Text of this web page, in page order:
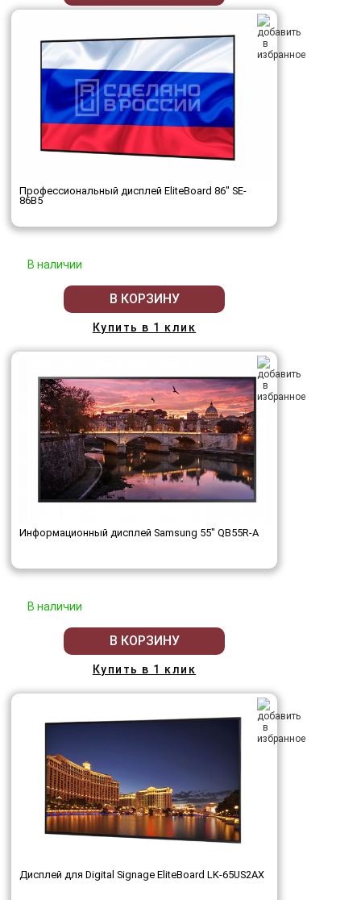
Профессиональный дисплей EliteBoard 86" SE-
86B5
В наличии
В КОРЗИНУ
Купить в 1 клик
Информационный дисплей Samsung 55" QB55R-A
В наличии
В КОРЗИНУ
Купить в 1 клик
Дисплей для Digital Signage EliteBoard LK-65US2AX